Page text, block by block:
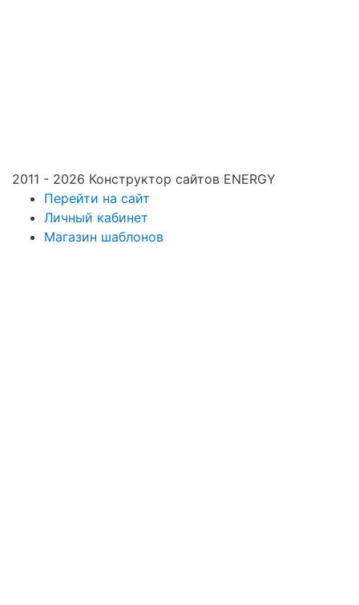
2011 - 2026 Конструктор сайтов ENERGY
Перейти на сайт
Личный кабинет
Магазин шаблонов